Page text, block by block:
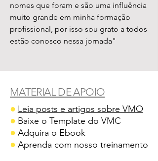
nomes que foram e são uma influência
muito grande em minha formação
profissional, por isso sou grato a todos
estão conosco nessa jornada"
MATERIAL DE APOIO
● Leia posts e artigos sobre VMO
● Baixe o Template do VMC
● Adquira o Ebook
● Aprenda com nosso treinamento